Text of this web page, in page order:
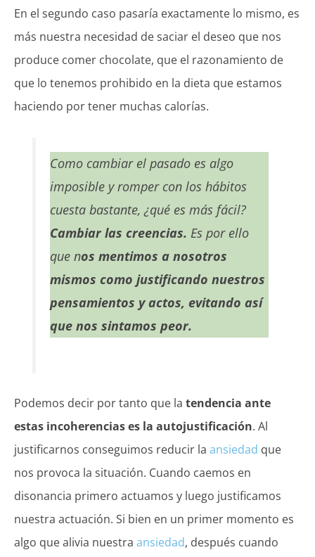
En el segundo caso pasaría exactamente lo mismo, es
más nuestra necesidad de saciar el deseo que nos
produce comer chocolate, que el razonamiento de
que lo tenemos prohibido en la dieta que estamos
haciendo por tener muchas calorías.
Como cambiar el pasado es algo
imposible y romper con los hábitos
cuesta bastante, ¿qué es más fácil?
Cambiar las creencias. Es por ello
que nos mentimos a nosotros
mismos como justificando nuestros
pensamientos y actos, evitando así
que nos sintamos peor.
Podemos decir por tanto que la tendencia ante
estas incoherencias es la autojustificación. Al
justificarnos conseguimos reducir la ansiedad que
nos provoca la situación. Cuando caemos en
disonancia primero actuamos y luego justificamos
nuestra actuación. Si bien en un primer momento es
algo que alivia nuestra ansiedad, después cuando